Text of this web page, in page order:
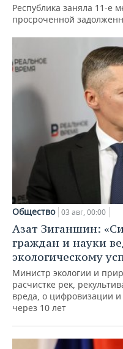
Республика заняла 11-е
просроченной
Общество 03 авг, 00:00
Азат Зиганшин:
граждан и науки
экологическому
Министр экологии и
расчистке рек,
вреда, о цифровизации и
через 10 лет